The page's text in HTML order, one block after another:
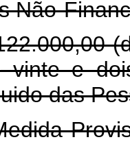
Não-
vinte e
das